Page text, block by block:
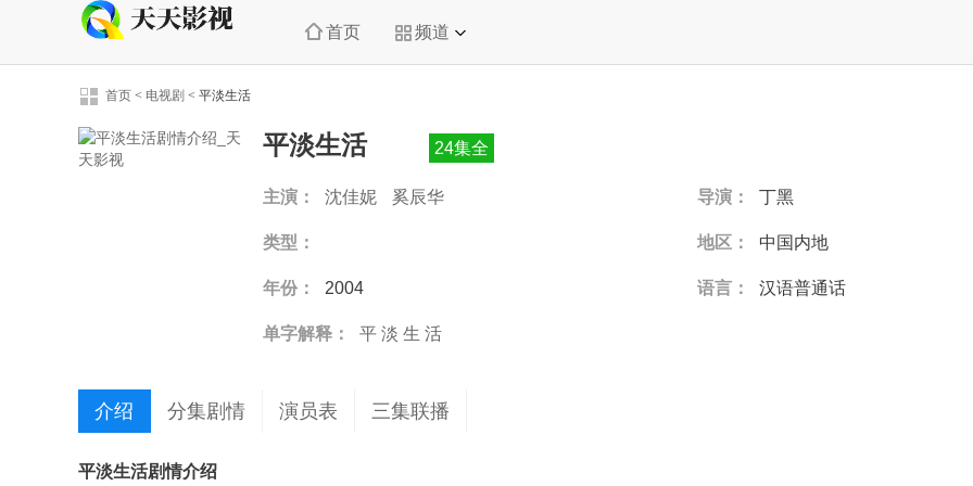
首页 频道
首页 < 电视剧 < 平淡生活
平淡生活 24集全
主演： 沈佳妮 奚辰华 导演： 丁黑
类型： 地区： 中国内地
年份： 2004 语言： 汉语普通话
单字解释： 平 淡 生 活
介绍 分集剧情 演员表 三集联播
平淡生活剧情介绍